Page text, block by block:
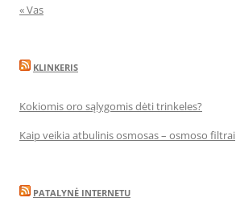
« Vas
KLINKERIS
Kokiomis oro sąlygomis dėti trinkeles?
Kaip veikia atbulinis osmosas – osmoso filtrai
PATALYNĖ INTERNETU